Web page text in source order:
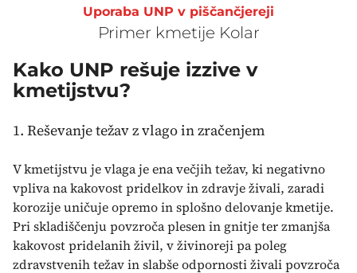
Uporaba UNP v piščančjereji
Primer kmetije Kolar
Kako UNP rešuje izzive v
kmetijstvu?
1. Reševanje težav z vlago in zračenjem
V kmetijstvu je vlaga je ena večjih težav, ki negativno
vpliva na kakovost pridelkov in zdravje živali, zaradi
korozije uničuje opremo in splošno delovanje kmetije.
Pri skladiščenju povzroča plesen in gnitje ter zmanjša
kakovost pridelanih živil, v živinoreji pa poleg
zdravstvenih težav in slabše odpornosti živali povzroča